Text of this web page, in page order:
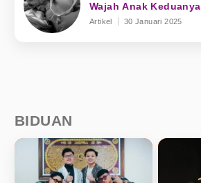
Wajah Anak Keduanya
Artikel 30 Januari 2025
BIDUAN